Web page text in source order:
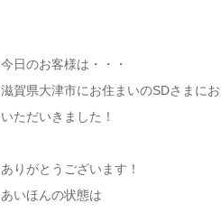
今日のお客様は・・・
滋賀県大津市にお住まいのSDさまに
いただいきました！
ありがとうございます！
あいほんの状態は